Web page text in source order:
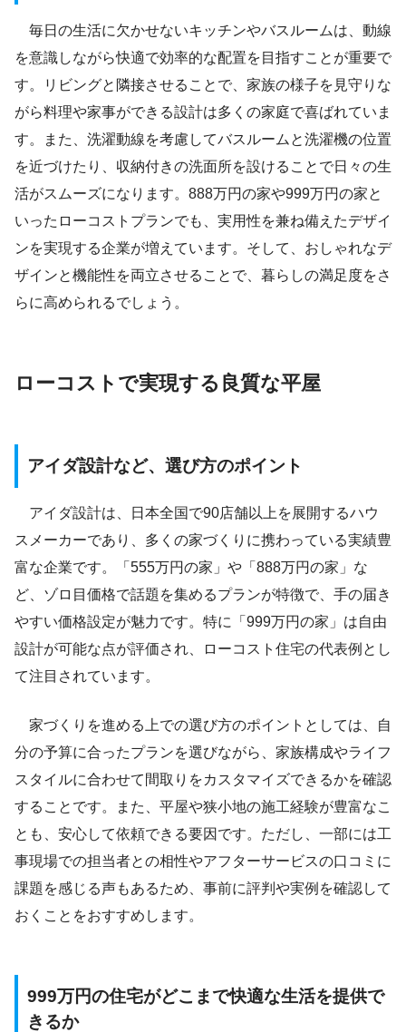
毎日の生活に欠かせないキッチンやバスルームは、動線
を意識しながら快適で効率的な配置を目指すことが重要で
す。リビングと隣接させることで、家族の様子を見守りな
がら料理や家事ができる設計は多くの家庭で喜ばれていま
す。また、洗濯動線を考慮してバスルームと洗濯機の位置
を近づけたり、収納付きの洗面所を設けることで日々の生
活がスムーズになります。888万円の家や999万円の家と
いったローコストプランでも、実用性を兼ね備えたデザイ
ンを実現する企業が増えています。そして、おしゃれなデ
ザインと機能性を両立させることで、暮らしの満足度をさ
らに高められるでしょう。
ローコストで実現する良質な平屋
アイダ設計など、選び方のポイント
アイダ設計は、日本全国で90店舗以上を展開するハウ
スメーカーであり、多くの家づくりに携わっている実績豊
富な企業です。「555万円の家」や「888万円の家」な
ど、ゾロ目価格で話題を集めるプランが特徴で、手の届き
やすい価格設定が魅力です。特に「999万円の家」は自由
設計が可能な点が評価され、ローコスト住宅の代表例とし
て注目されています。
家づくりを進める上での選び方のポイントとしては、自
分の予算に合ったプランを選びながら、家族構成やライフ
スタイルに合わせて間取りをカスタマイズできるかを確認
することです。また、平屋や狭小地の施工経験が豊富なこ
とも、安心して依頼できる要因です。ただし、一部には工
事現場での担当者との相性やアフターサービスの口コミに
課題を感じる声もあるため、事前に評判や実例を確認して
おくことをおすすめします。
999万円の住宅がどこまで快適な生活を提供で
きるか